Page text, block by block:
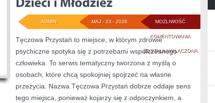
MOŻLIWOŚĆ
KOMENTOWANIADZIECI
I
MŁODZIEŻ
ZOSTAŁA WYŁĄCZONA
MAJ - 23 - 2026
ADMIN
Tęczowa Przystań to miejsce, w którym zdrowie
psychiczne spotyka się z potrzebami współczesnego
człowieka. To serwis tematyczny tworzona z myślą o
osobach, które chcą spokojniej spojrzeć na własne
przeżycia. Nazwa Tęczowa Przystań dobrze oddaje sens
tego miejsca, ponieważ kojarzy się z odpoczynkiem, a